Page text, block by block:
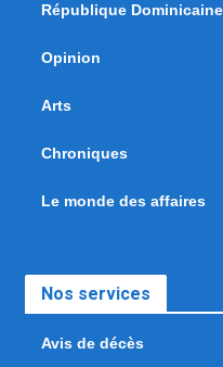
République Dominicaine
Opinion
Arts
Chroniques
Le monde des affaires
Nos services
Avis de décès